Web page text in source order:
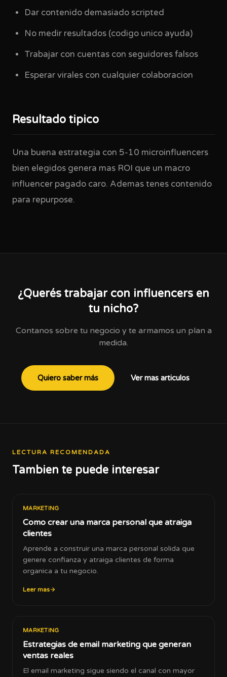
Dar contenido demasiado scripted
No medir resultados (codigo unico ayuda)
Trabajar con cuentas con seguidores falsos
Esperar virales con cualquier colaboracion
Resultado tipico
Una buena estrategia con 5-10 microinfluencers
bien elegidos genera mas ROI que un macro
influencer pagado caro. Ademas tenes contenido
para repurpose.
¿Querés trabajar con influencers en
tu nicho?
Contanos sobre tu negocio y te armamos un plan a
medida.
Quiero saber más Ver mas articulos
LECTURA RECOMENDADA
Tambien te puede interesar
MARKETING
Como crear una marca personal que atraiga
clientes
Aprende a construir una marca personal solida que
genere confianza y atraiga clientes de forma
organica a tu negocio.
Leer mas
MARKETING
Estrategias de email marketing que generan
ventas reales
El email marketing sigue siendo el canal con mayor